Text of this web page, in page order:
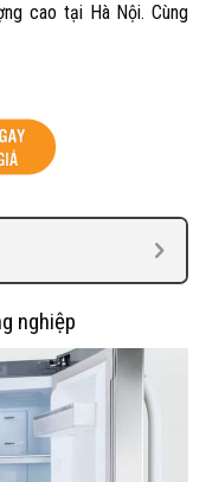
cao tại Hà Nội. Cùng
nghiệp